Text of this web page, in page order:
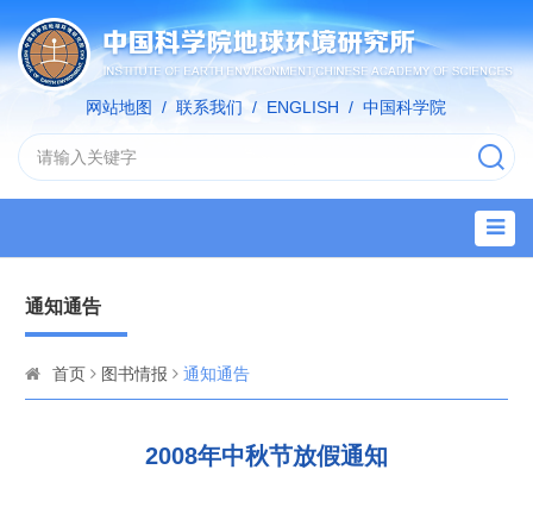
网站地图 / 联系我们 / ENGLISH / 中国科学院
通知通告
首页 图书情报 通知通告
2008年中秋节放假通知